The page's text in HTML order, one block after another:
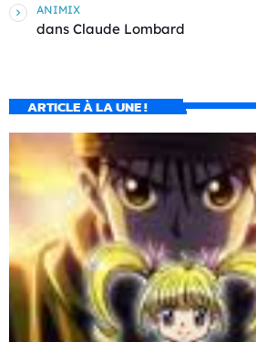
ANIMIX
dans Claude Lombard
ARTICLE À LA UNE !